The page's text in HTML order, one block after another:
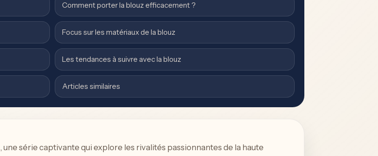
Comment porter la blouz efficacement ?
Focus sur les matériaux de la blouz
Les tendances à suivre avec la blouz
Articles similaires
, une série captivante qui explore les rivalités passionnantes de la haute